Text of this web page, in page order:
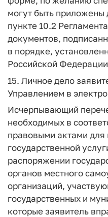
могут быть
пункте 10.2
документов,
в порядке,
Российской
15. Личное дело
Управлением в
Исчерпывающий
необходимых в
правовыми актами для
государственной
распоряжении
органов местного
организаций,
государственных и
которые заявитель